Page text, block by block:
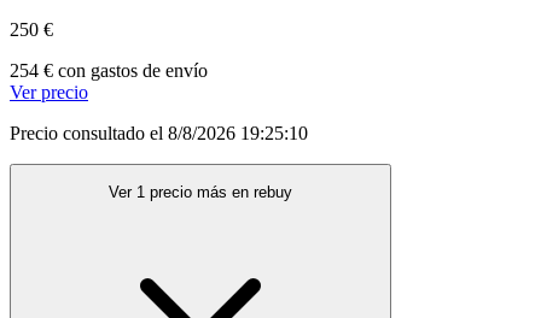
250 €
254 € con gastos de envío
Ver precio
Precio consultado el 8/8/2026 19:25:10
Ver 1 precio más en rebuy